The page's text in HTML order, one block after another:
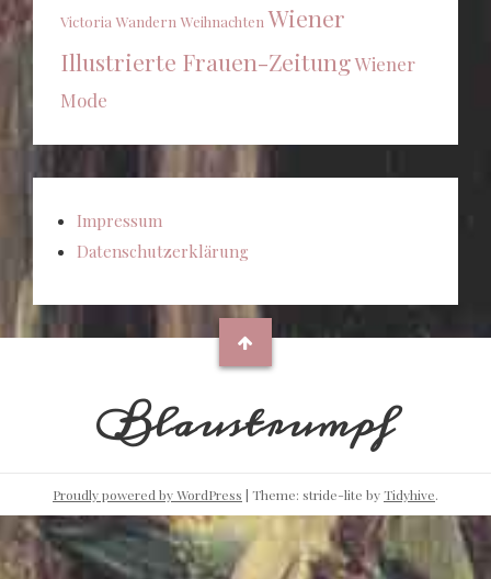
Victoria Wandern Weihnachten Wiener
Illustrierte Frauen-ZeitungWiener
Mode
Impressum
Datenschutzerklärung
Blaustrumpf
Proudly powered by WordPress | Theme: stride-lite byTidyhive.